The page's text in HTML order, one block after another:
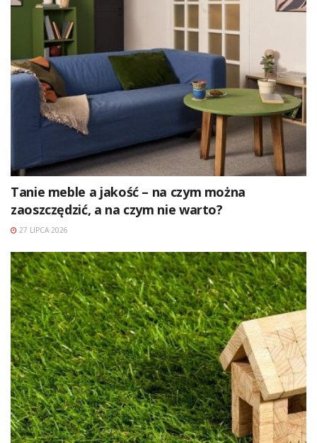
Tanie meble a jakość – na czym można
zaoszczędzić, a na czym nie warto?
27 LIPCA 2026